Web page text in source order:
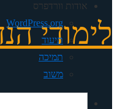
אודות וורדפרס
WordPress.org
תיעוד
תמיכה
משוב
לימודי